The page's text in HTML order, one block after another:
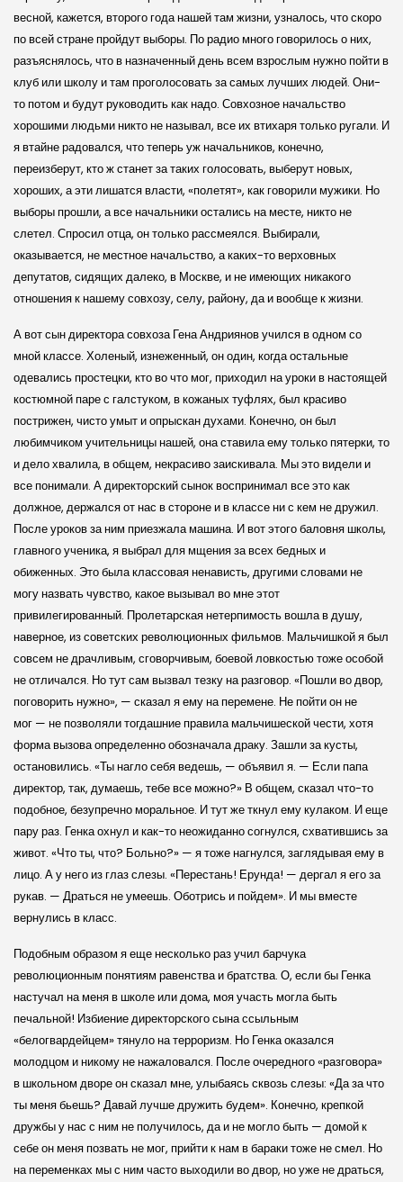
весной, кажется, второго года нашей там жизни, узналось, что скоро
по всей стране пройдут выборы. По радио много говорилось о них,
разъяснялось, что в назначенный день всем взрослым нужно пойти в
клуб или школу и там проголосовать за самых лучших людей. Они-
то потом и будут руководить как надо. Совхозное начальство
хорошими людьми никто не называл, все их втихаря только ругали. И
я втайне радовался, что теперь уж начальников, конечно,
переизберут, кто ж станет за таких голосовать, выберут новых,
хороших, а эти лишатся власти, «полетят», как говорили мужики. Но
выборы прошли, а все начальники остались на месте, никто не
слетел. Спросил отца, он только рассмеялся. Выбирали,
оказывается, не местное начальство, а каких-то верховных
депутатов, сидящих далеко, в Москве, и не имеющих никакого
отношения к нашему совхозу, селу, району, да и вообще к жизни.
А вот сын директора совхоза Гена Андриянов учился в одном со
мной классе. Холеный, изнеженный, он один, когда остальные
одевались простецки, кто во что мог, приходил на уроки в настоящей
костюмной паре с галстуком, в кожаных туфлях, был красиво
пострижен, чисто умыт и опрыскан духами. Конечно, он был
любимчиком учительницы нашей, она ставила ему только пятерки, то
и дело хвалила, в общем, некрасиво заискивала. Мы это видели и
все понимали. А директорский сынок воспринимал все это как
должное, держался от нас в стороне и в классе ни с кем не дружил.
После уроков за ним приезжала машина. И вот этого баловня школы,
главного ученика, я выбрал для мщения за всех бедных и
обиженных. Это была классовая ненависть, другими словами не
могу назвать чувство, какое вызывал во мне этот
привилегированный. Пролетарская нетерпимость вошла в душу,
наверное, из советских революционных фильмов. Мальчишкой я был
совсем не драчливым, сговорчивым, боевой ловкостью тоже особой
не отличался. Но тут сам вызвал тезку на разговор. «Пошли во двор,
поговорить нужно», — сказал я ему на перемене. Не пойти он не
мог — не позволяли тогдашние правила мальчишеской чести, хотя
форма вызова определенно обозначала драку. Зашли за кусты,
остановились. «Ты нагло себя ведешь, — объявил я. — Если папа
директор, так, думаешь, тебе все можно?» В общем, сказал что-то
подобное, безупречно моральное. И тут же ткнул ему кулаком. И еще
пару раз. Генка охнул и как-то неожиданно согнулся, схватившись за
живот. «Что ты, что? Больно?» — я тоже нагнулся, заглядывая ему в
лицо. А у него из глаз слезы. «Перестань! Ерунда! — дергал я его за
рукав. — Драться не умеешь. Оботрись и пойдем». И мы вместе
вернулись в класс.
Подобным образом я еще несколько раз учил барчука
революционным понятиям равенства и братства. О, если бы Генка
настучал на меня в школе или дома, моя участь могла быть
печальной! Избиение директорского сына ссыльным
«белогвардейцем» тянуло на терроризм. Но Генка оказался
молодцом и никому не нажаловался. После очередного «разговора»
в школьном дворе он сказал мне, улыбаясь сквозь слезы: «Да за что
ты меня бьешь? Давай лучше дружить будем». Конечно, крепкой
дружбы у нас с ним не получилось, да и не могло быть — домой к
себе он меня позвать не мог, прийти к нам в бараки тоже не смел. Но
на переменках мы с ним часто выходили во двор, но уже не драться,